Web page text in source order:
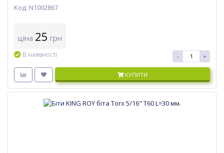
Код: N1002867
ціна 25 грн
В наявності - +
КУПИТИ